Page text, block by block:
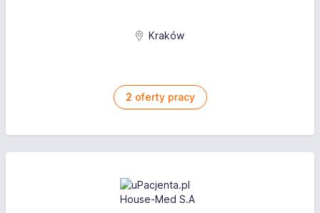
Kraków
2 oferty pracy